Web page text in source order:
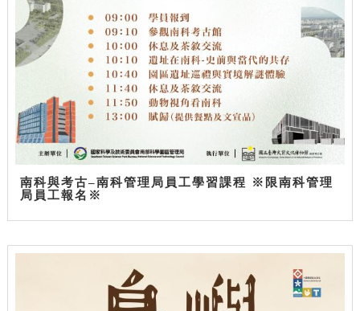
南科與考古–南科管理局員工學習課程 ※限南科管理
局員工報名※